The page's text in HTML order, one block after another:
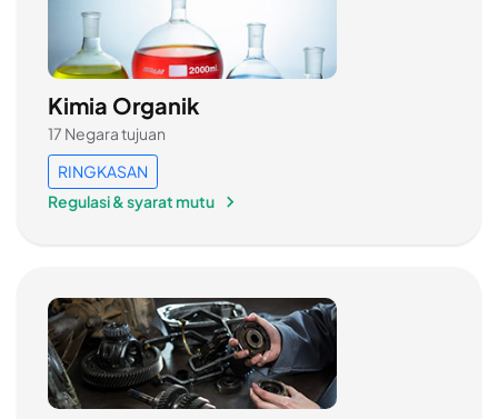
Kimia Organik
17 Negara tujuan
RINGKASAN
Regulasi & syarat mutu